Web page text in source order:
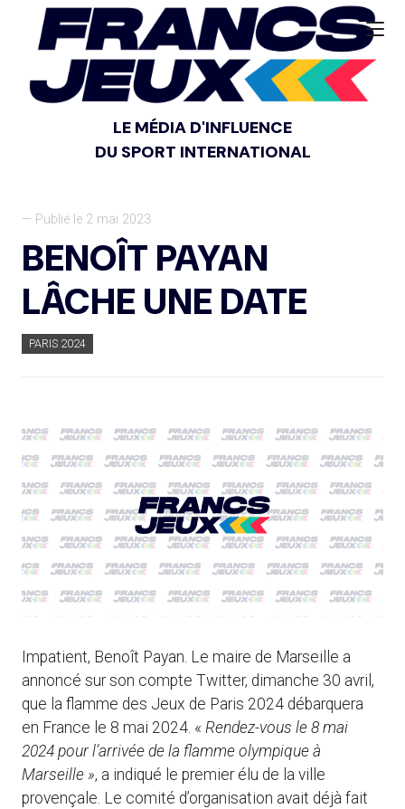
LE MÉDIA D'INFLUENCE
DU SPORT INTERNATIONAL
— Publié le 2 mai 2023
BENOÎT PAYAN
LÂCHE UNE DATE
PARIS 2024
Impatient, Benoît Payan. Le maire de Marseille a
annoncé sur son compte Twitter, dimanche 30 avril,
que la flamme des Jeux de Paris 2024 débarquera
en France le 8 mai 2024. « Rendez-vous le 8 mai
2024 pour l’arrivée de la flamme olympique à
Marseille », a indiqué le premier élu de la ville
provençale. Le comité d’organisation avait déjà fait